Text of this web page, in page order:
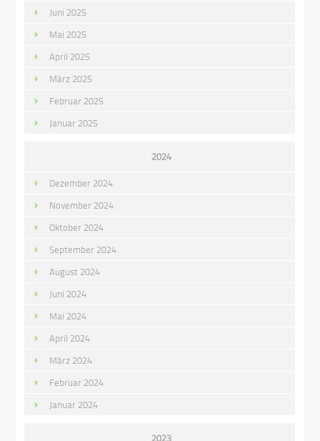
Juni 2025
Mai 2025
April 2025
März 2025
Februar 2025
Januar 2025
2024
Dezember 2024
November 2024
Oktober 2024
September 2024
August 2024
Juni 2024
Mai 2024
April 2024
März 2024
Februar 2024
Januar 2024
2023